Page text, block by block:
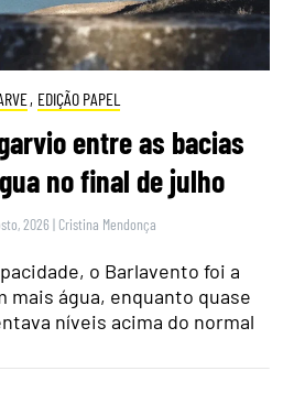
, EDIÇÃO PAPEL
entre as bacias
no final de julho
2026 | Cristina Mendonça
o Barlavento foi a
mais água, enquanto quase
níveis acima do normal